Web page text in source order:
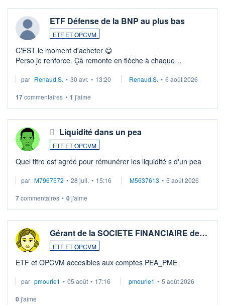
ETF Défense de la BNP au plus bas
ETF ET OPCVM
C'EST le moment d'acheter 😄​
Perso je renforce. Çà remonte en flèche à chaque
Investissement long terme tip top pour sa retraite.
par Renaud.S. • 30 avr. • 13:20 Renaud.S. • 6 août 2026
17commentaires • 1 j'aime
Liquidité dans un pea
ETF ET OPCVM
Quel titre est agréé pour rémunérer les liquidité s d'un pea
par M7967572 • 28 juil. • 15:16 M5637613 • 5 août 2026
7commentaires • 0j'aime
Gérant de la SOCIETE FINANCIAIRE de…
ETF ET OPCVM
ETF et OPCVM accesibles aux comptes PEA_PME
par pmourie1 • 05 août • 17:16 pmourie1 • 5 août 2026
0j'aime